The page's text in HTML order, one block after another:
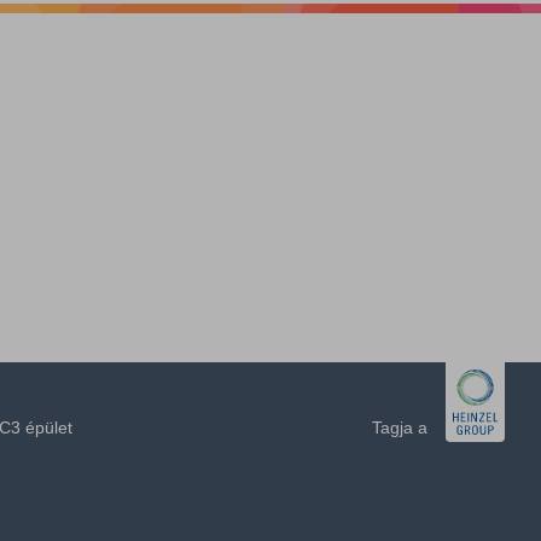
épület Tagja a